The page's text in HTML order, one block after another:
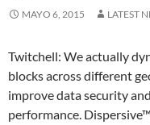
MAYO 6, 2015 LATEST
Twitchell: We actually
blocks across different
improve data security
performance.